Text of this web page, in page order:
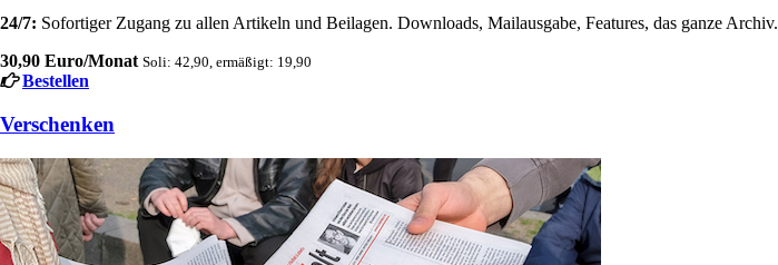
24/7: Sofortiger Zugang zu allen Artikeln und Beilagen. Downloads, Mailausgabe, Features, das ganze Archiv.
30,90 Euro/Monat Soli: 42,90, ermäßigt: 19,90
Bestellen
Verschenken